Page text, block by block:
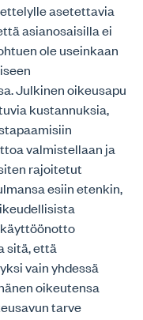
asetettavia
asianosaisilla ei
ole useinkaan
Julkinen oikeusapu
kustannuksia,
valmistellaan ja
rajoitetut
esiin etenkin,
sitä, että
vain yhdessä
oikeutensa
tarve